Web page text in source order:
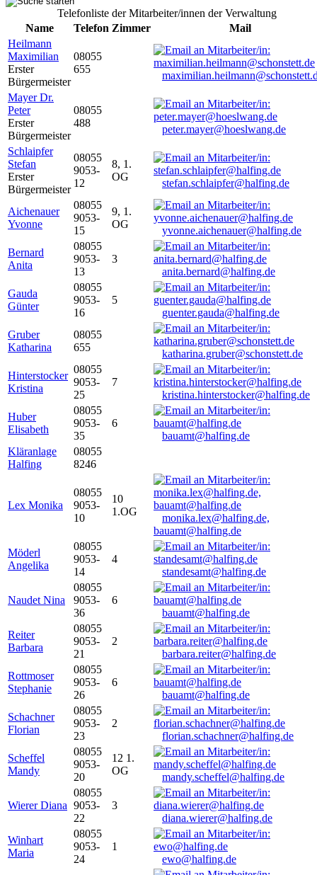
Telefonliste der Mitarbeiter/innen der Verwaltung
Name
Telefon Zimmer
Mail
Heilmann
Maximilian
Erster
Bürgermeister
08055
655
Mayer Dr.
Peter
Erster
Bürgermeister
08055
488
peter.mayer@hoeslwang.de
Schlaipfer
Stefan
Erster
Bürgermeister
08055
9053-
12
8, 1.
OG
stefan.schlaipfer@halfing.de
Aichenauer
Yvonne
08055
9053-
15
9, 1.
OG
yvonne.aichenauer@halfing.de
Bernard
Anita
08055
9053-
13
3
anita.bernard@halfing.de
Gauda
Günter
08055
9053-
16
5
guenter.gauda@halfing.de
Gruber
Katharina
08055
655
katharina.gruber@schonstett.de
Hinterstocker
Kristina
08055
9053-
25
7
kristina.hinterstocker@halfing.de
Huber
Elisabeth
08055
9053-
35
6
bauamt@halfing.de
Kläranlage
Halfing
08055
8246
Lex Monika
08055
9053-
10
10
1.OG
monika.lex@halfing.de,
bauamt@halfing.de
Möderl
Angelika
08055
9053-
14
4
standesamt@halfing.de
Naudet Nina
08055
9053-
36
6
bauamt@halfing.de
Reiter
Barbara
08055
9053-
21
2
barbara.reiter@halfing.de
Rottmoser
Stephanie
08055
9053-
26
6
bauamt@halfing.de
Schachner
Florian
08055
9053-
23
2
florian.schachner@halfing.de
Scheffel
Mandy
08055
9053-
20
12 1.
OG
mandy.scheffel@halfing.de
Wierer Diana
08055
9053-
22
3
diana.wierer@halfing.de
Winhart
Maria
08055
9053-
24
1
ewo@halfing.de